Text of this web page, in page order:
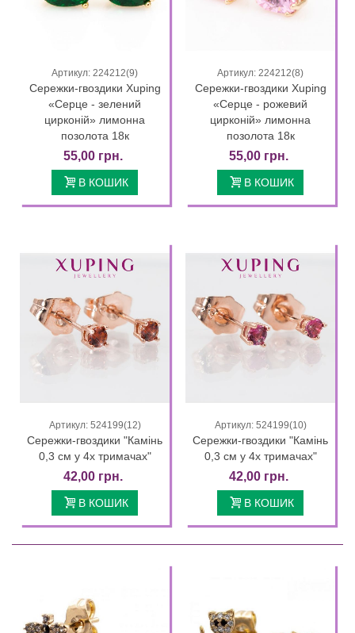
Артикул: 224212(9)
Сережки-гвоздики Xuping
«Серце - зелений
цирконій» лимонна
позолота 18к
55,00 грн.
В КОШИК
Артикул: 224212(8)
Сережки-гвоздики Xuping
«Серце - рожевий
цирконій» лимонна
позолота 18к
55,00 грн.
В КОШИК
Артикул: 524199(12)
Сережки-гвоздики "Камінь
0,3 см у 4х тримачах"
42,00 грн.
В КОШИК
Артикул: 524199(10)
Сережки-гвоздики "Камінь
0,3 см у 4х тримачах"
42,00 грн.
В КОШИК